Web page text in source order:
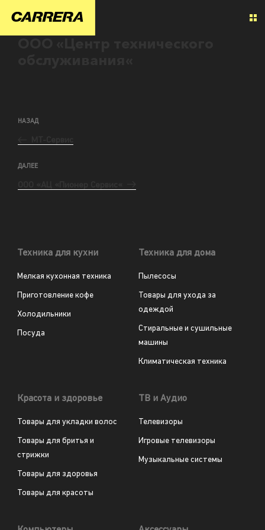
НАЗАД
ДАЛЕЕ
Техника для кухни
Мелкая кухонная техника
Приготовление кофе
Холодильники
Посуда
Техника для дома
Пылесосы
Товары для ухода за
одеждой
Стиральные и сушильные
машины
Климатическая техника
Красота и здоровье
Товары для укладки волос
Товары для бритья и
стрижки
Товары для здоровья
Товары для красоты
ТВ и Аудио
Телевизоры
Игровые телевизоры
Музыкальные системы